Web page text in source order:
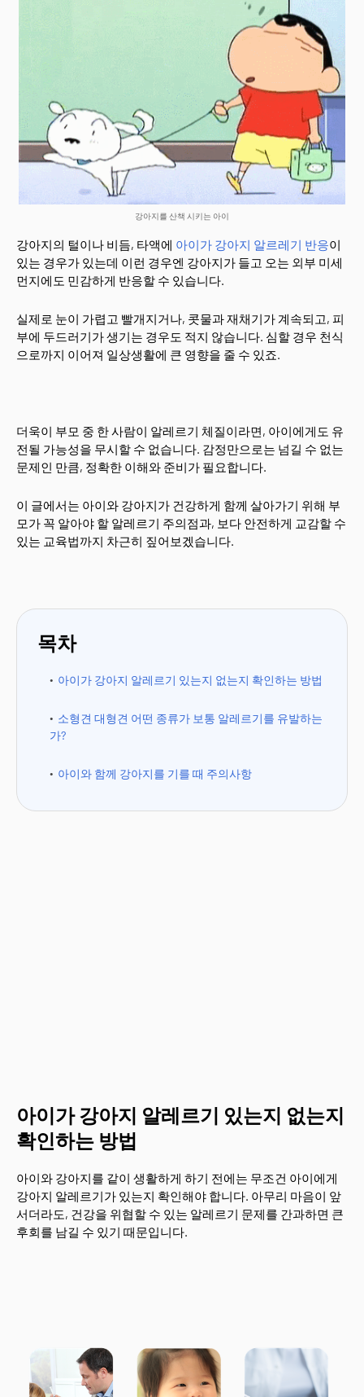
강아지를 산책 시키는 아이
강아지의 털이나 비듬, 타액에 아이가 강아지 알르레기 반응이
있는 경우가 있는데 이런 경우엔 강아지가 들고 오는 외부 미세
먼지에도 민감하게 반응할 수 있습니다.
실제로 눈이 가렵고 빨개지거나, 콧물과 재채기가 계속되고, 피
부에 두드러기가 생기는 경우도 적지 않습니다. 심할 경우 천식
으로까지 이어져 일상생활에 큰 영향을 줄 수 있죠.
더욱이 부모 중 한 사람이 알레르기 체질이라면, 아이에게도 유
전될 가능성을 무시할 수 없습니다. 감정만으로는 넘길 수 없는
문제인 만큼, 정확한 이해와 준비가 필요합니다.
이 글에서는 아이와 강아지가 건강하게 함께 살아가기 위해 부
모가 꼭 알아야 할 알레르기 주의점과, 보다 안전하게 교감할 수
있는 교육법까지 차근히 짚어보겠습니다.
목차
아이가 강아지 알레르기 있는지 없는지 확인하는 방법
소형견 대형견 어떤 종류가 보통 알레르기를 유발하는
가?
아이와 함께 강아지를 기를 때 주의사항
아이가 강아지 알레르기 있는지 없는지
확인하는 방법
아이와 강아지를 같이 생활하게 하기 전에는 무조건 아이에게
강아지 알레르기가 있는지 확인해야 합니다. 아무리 마음이 앞
서더라도, 건강을 위협할 수 있는 알레르기 문제를 간과하면 큰
후회를 남길 수 있기 때문입니다.